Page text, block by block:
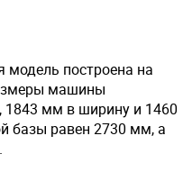
модель построена на
машины
1843 мм в ширину и 1460
базы равен 2730 мм, а